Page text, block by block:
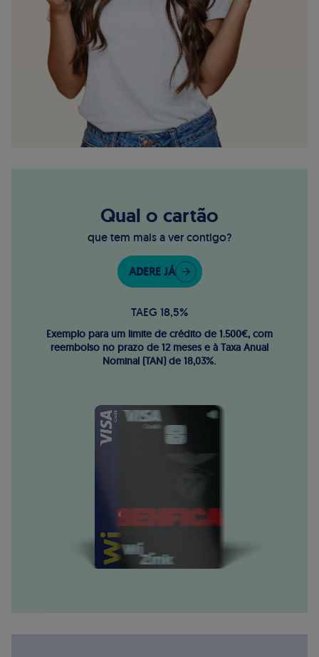
Qual o cartão
que tem mais a ver contigo?
TAEG 18,5%
Exemplo para um limite de crédito de 1.500€, com
reembolso no prazo de 12 meses e à Taxa Anual
Nominal (TAN) de 18,03%.
ADERE JÁ